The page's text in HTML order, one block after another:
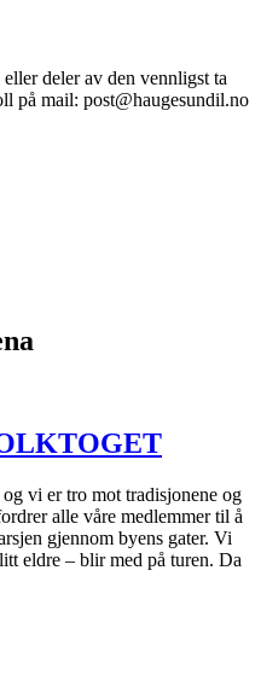
deler av den vennligst ta
på mail: post@haugesundil.no
vi er tro mot tradisjonene og
alle våre medlemmer til å
gjennom byens gater. Vi
eldre – blir med på turen. Da